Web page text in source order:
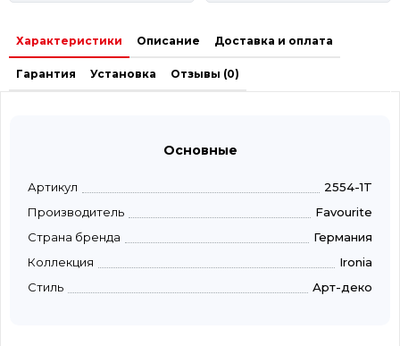
Характеристики Описание Доставка и оплата
Гарантия Установка Отзывы (0)
Основные
Артикул
2554-1T
Производитель
Favourite
Страна бренда
Германия
Коллекция
Ironia
Стиль
Арт-деко